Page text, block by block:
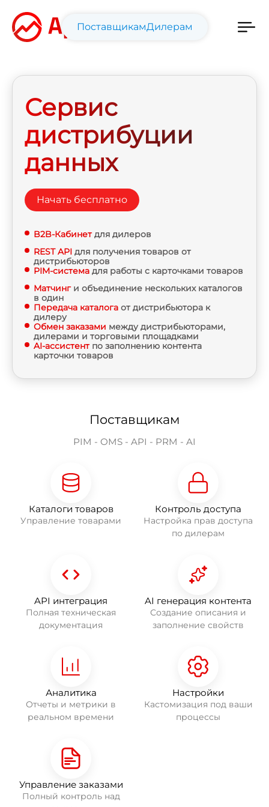
ПоставщикамДилерам
Сервис
дистрибуции
данных
Начать бесплатно
B2B-Кабинет для дилеров
REST API для получения товаров от
дистрибьюторов
PIM-система для работы с карточками товаров
Матчинг и объединение нескольких каталогов
в один
Передача каталога от дистрибьютора к
дилеру
Обмен заказами между дистрибьюторами,
дилерами и торговыми площадками
AI-ассистент по заполнению контента
карточки товаров
Поставщикам
PIM - OMS - API - PRM - AI
Каталоги товаров
Управление товарами
Контроль доступа
Настройка прав доступа
по дилерам
API интеграция
Полная техническая
документация
AI генерация контента
Создание описания и
заполнение свойств
Аналитика
Отчеты и метрики в
реальном времени
Настройки
Кастомизация под ваши
процессы
Управление заказами
Полный контроль над